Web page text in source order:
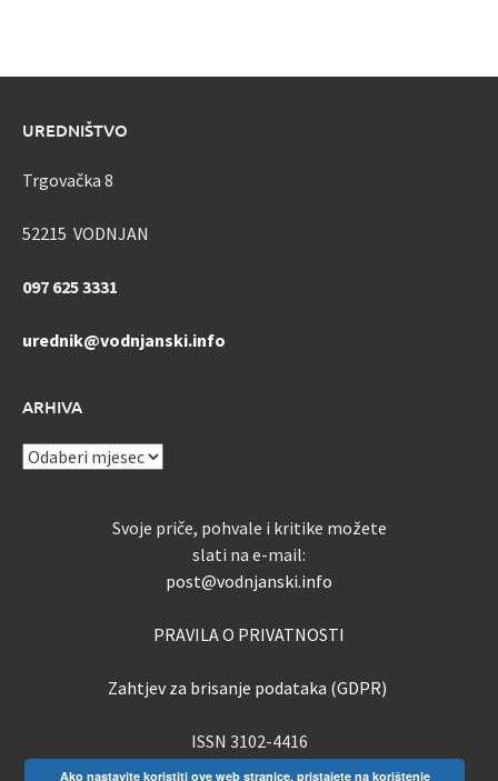
UREDNIŠTVO
Trgovačka 8
52215 VODNJAN
097 625 3331
urednik@vodnjanski.info
ARHIVA
ARHIVA
Svoje priče, pohvale i kritike možete
slati na e-mail:
post@vodnjanski.info
PRAVILA O PRIVATNOSTI
Zahtjev za brisanje podataka (GDPR)
ISSN 3102-4416
Ako nastavite koristiti ove web stranice, pristajete na korištenje